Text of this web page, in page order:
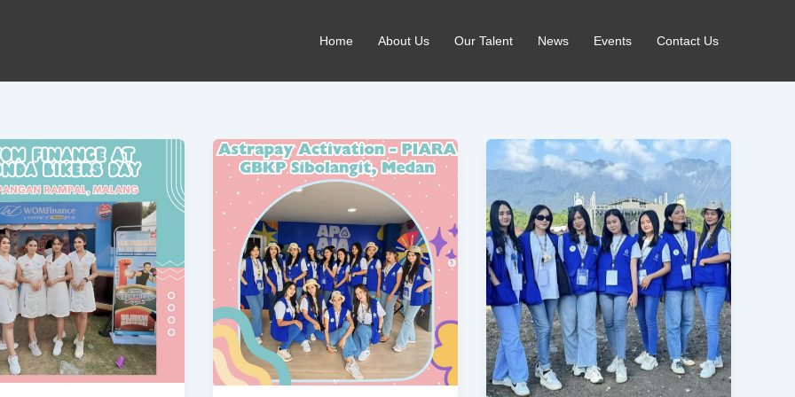
Home About Us Our Talent News Events Contact Us